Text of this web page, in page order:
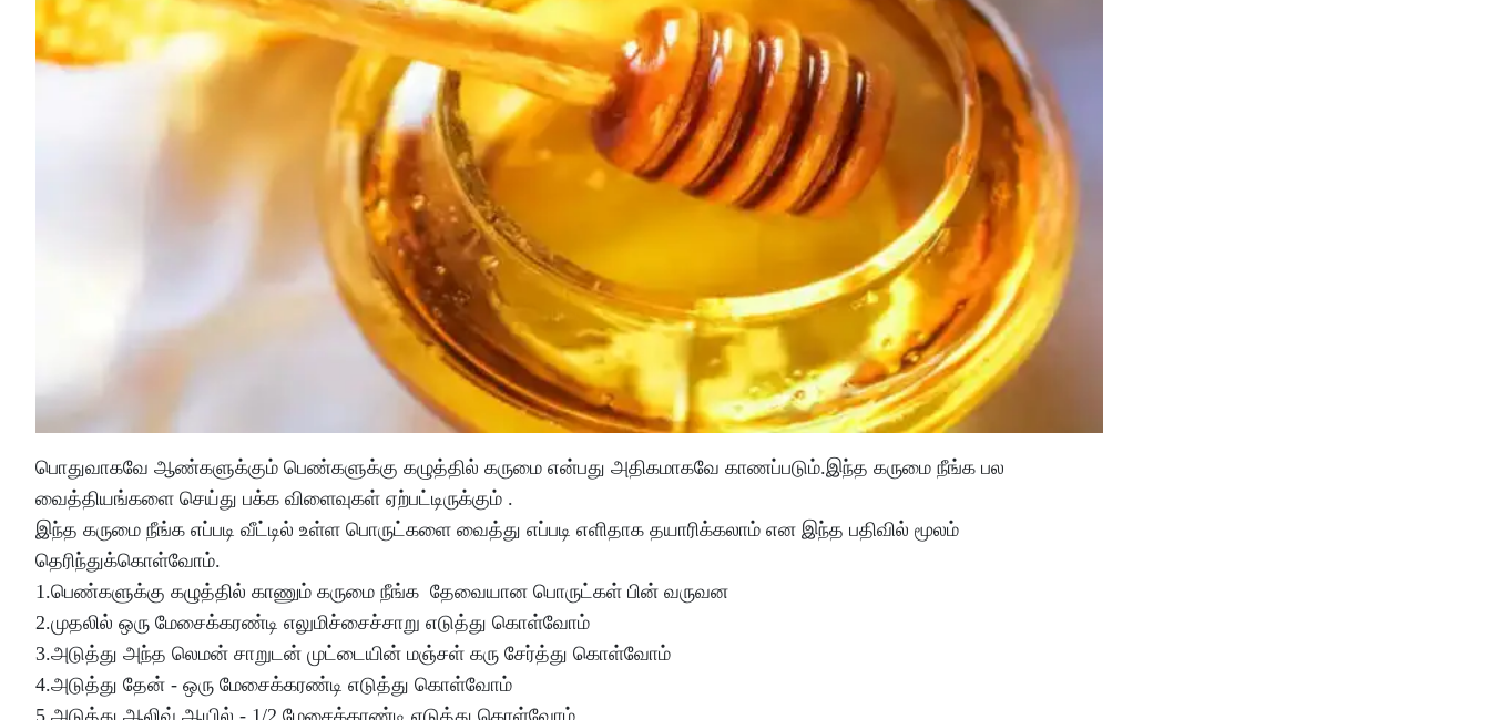
பொதுவாகவே ஆண்களுக்கும் பெண்களுக்கு கழுத்தில் கருமை என்பது அதிகமாகவே காணப்படும்.இந்த கருமை நீங்க பல
வைத்தியங்களை செய்து பக்க விளைவுகள் ஏற்பட்டிருக்கும் .
இந்த கருமை நீங்க எப்படி வீட்டில் உள்ள பொருட்களை வைத்து எப்படி எளிதாக தயாரிக்கலாம் என இந்த பதிவில் மூலம்
தெரிந்துக்கொள்வோம்.
1.பெண்களுக்கு கழுத்தில் காணும் கருமை நீங்க தேவையான பொருட்கள் பின் வருவன
2.முதலில் ஒரு மேசைக்கரண்டி எலுமிச்சைச்சாறு எடுத்து கொள்வோம்
3.அடுத்து அந்த லெமன் சாறுடன் முட்டையின் மஞ்சள் கரு சேர்த்து கொள்வோம்
4.அடுத்து தேன் - ஒரு மேசைக்கரண்டி எடுத்து கொள்வோம்
5.அடுத்து ஆலிவ் ஆயில் - 1/2 மேசைக்கரண்டி எடுத்து கொள்வோம்